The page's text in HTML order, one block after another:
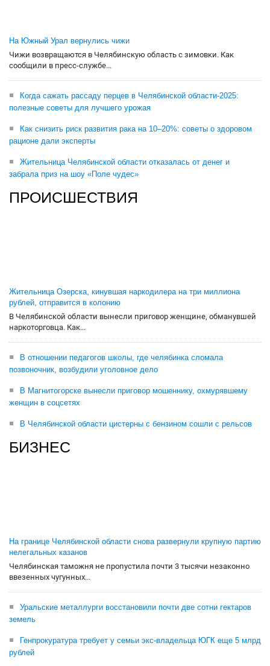
На Южный Урал вернулись чижи
Чижи возвращаются в Челябинскую область с зимовки. Как
сообщили в пресс-службе...
Когда сажать рассаду перцев в Челябинской области-2025:
полезные советы для лучшего урожая
Как снизить риск развития рака на 10–20%: советы о здоровом
рационе дали эксперты
Жительница Челябинской области отказалась от денег и
забрала приз на шоу «Поле чудес»
ПРОИСШЕСТВИЯ
Жительница Озерска, кинувшая наркодилера на три миллиона
рублей, отправится в колонию
В Челябинской области вынесли приговор женщине, обманувшей
наркоторговца. Как...
В отношении педагогов школы, где челябинка сломала
позвоночник, возбудили уголовное дело
В Магнитогорске вынесли приговор мошеннику, охмурявшему
женщин в соцсетях
В Челябинской области цистерны с бензином сошли с рельсов
БИЗНЕС
На границе Челябинской области снова развернули крупную партию
нелегальных казанов
Челябинская таможня не пропустила почти 3 тысячи незаконно
ввезенных чугунных...
Уральские металлурги восстановили почти две сотни гектаров
земель
Генпрокуратура требует у семьи экс-владельца ЮГК еще 5 млрд
рублей